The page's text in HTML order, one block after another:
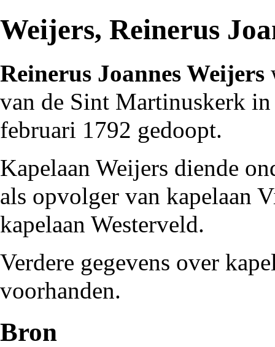
Weijers, Reinerus
Reinerus Joannes Weijers
van de Sint Martinuskerk
februari 1792 gedoopt.
Kapelaan Weijers diende
als opvolger van kapelaan
kapelaan Westerveld.
Verdere gegevens over
voorhanden.
Bron